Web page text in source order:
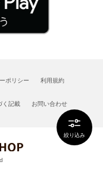
絞り込み
ポリシー 利用規約
く記載 お問い合わせ